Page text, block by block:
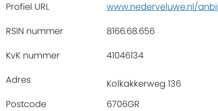
Profiel URL
www.nederveluwe.nl/
RSIN nummer
8166.68.656
KvK nummer
41046134
Adres
Kolkakkerweg 136
Postcode
6706GR